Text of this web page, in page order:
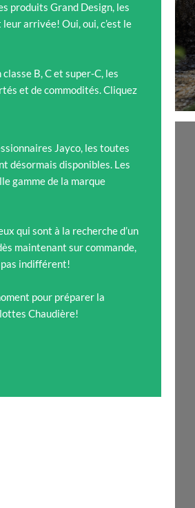
produits Grand Design, les
arrivée! Oui, oui, c’est le
B, C et super-C, les
et de commodités. Cliquez
Jayco, les toutes
désormais disponibles. Les
gamme de la marque
qui sont à la recherche d’un
maintenant sur commande,
pas indifférent!
pour préparer la
Chaudière!